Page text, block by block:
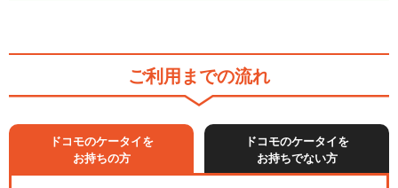
ご利用までの流れ
ドコモのケータイを
お持ちの方
ドコモのケータイを
お持ちでない方